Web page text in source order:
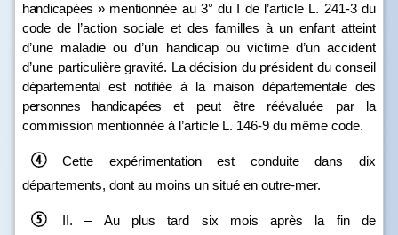
handicapées »mentionnée au 3° du I de l’article L. 241‑3 du
code de l’action sociale et des familles à un enfant atteint
d’une maladie ou d’un handicap ou victime d’un accident
d’une particulière gravité. La décision du président du conseil
départemental est notifiée à la maison départementale des
personnes handicapées et peut être réévaluée par la
commission mentionnée à l’article L. 146‑9 du même code.
Cette expérimentation est conduite dans dix
départements, dont au moins un situé en outre‑mer.
II. – Au plus tard six mois après la fin de